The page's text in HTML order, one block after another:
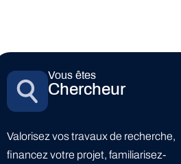
Vous êtes
Chercheur
Valorisez vos travaux de recherche,
financez votre projet, familiarisez-